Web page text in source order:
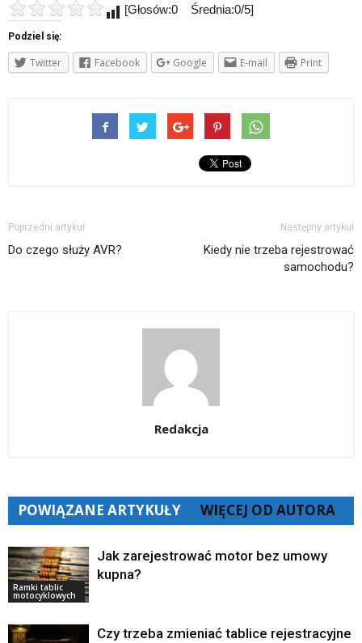
[Głosów:0 Średnia:0/5]
Podziel się:
Twitter Facebook Google E-mail Print
Poprzedni artykuł
Do czego służy AVR?
Następny artykuł
Kiedy nie trzeba rejestrować
samochodu?
Redakcja
POWIĄZANE ARTYKUŁY WIĘCEJ OD AUTORA
Ramki tablic
motocyklowych
Jak zarejestrować motor bez umowy
kupna?
Czy trzeba zmieniać tablice rejestracyjne